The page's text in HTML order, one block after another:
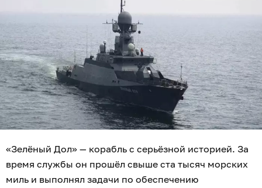
«Зелёный Дол» — корабль с серьёзной историей. За
время службы он прошёл свыше ста тысяч морских
миль и выполнял задачи по обеспечению